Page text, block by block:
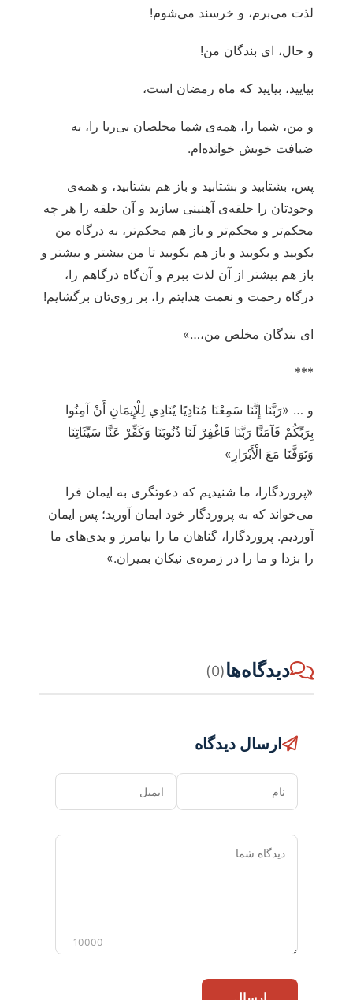
لذت می‌برم، و خرسند می‌شوم!
و حال، ای بندگان من!
بیایید، بیایید که ماه رمضان است،
و من، شما را، همه‌ی شما مخلصان بی‌ریا را، به
ضیافت خویش خوانده‌ام.
پس، بشتابید و بشتابید و باز هم بشتابید، و همه‌ی
وجودتان را حلقه‌ی آهنینی سازید و آن حلقه را هر چه
محکم‌تر و محکم‌تر و باز هم محکم‌تر، به درگاه من
بکوبید و بکوبید و باز هم بکوبید تا من بیشتر و بیشتر و
باز هم بیشتر از آن لذت ببرم و آن‌گاه درگاهم را،
درگاه رحمت و نعمت هدایتم را، بر روی‌تان برگشایم!
ای بندگان مخلص من،…»
***
و … «رَبَّنَا إِنَّنَا سَمِعْنَا مُنَادِيًا يُنَادِي لِلْإِيمَانِ أَنْ آمِنُوا
بِرَبِّكُمْ فَآمَنَّا رَبَّنَا فَاغْفِرْ لَنَا ذُنُوبَنَا وَكَفِّرْ عَنَّا سَيِّئَاتِنَا
وَتَوَفَّنَا مَعَ الْأَبْرَارِ»
«پروردگارا، ما شنیدیم که دعوتگری به ایمان فرا
می‌خواند که به پروردگار خود ایمان آورید؛ پس ایمان
آوردیم. پروردگارا، گناهان ما را بیامرز و بدی‌های ما
را بزدا و ما را در زمره‌ی نیکان بمیران.»
دیدگاه‌ها(0)
ارسال دیدگاه
نام ایمیل
دیدگاه
10000